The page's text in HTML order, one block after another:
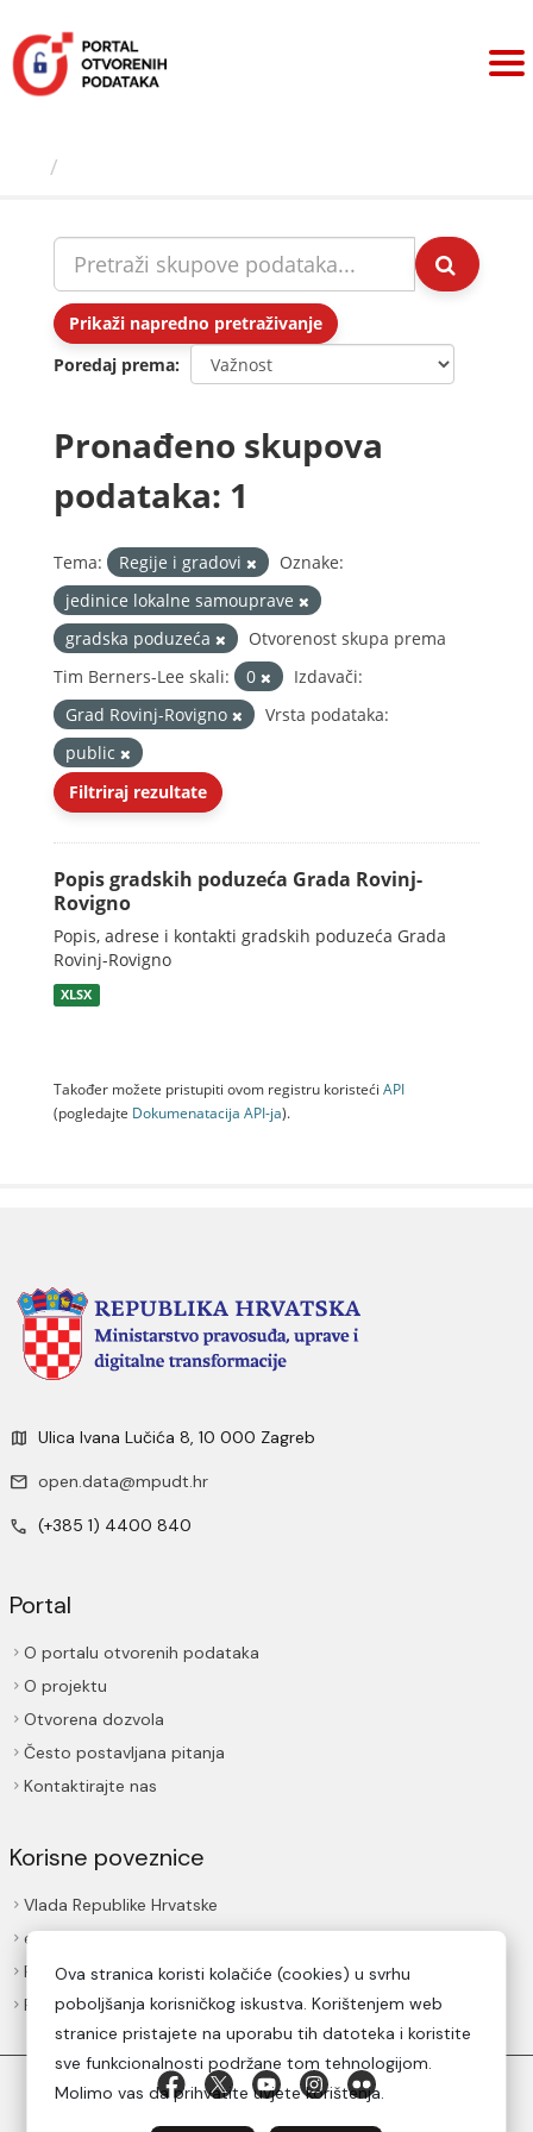
sadržaj
Prikaži napredno pretraživanje
Poredaj prema
Pronađeno skupova
podataka: 1
Tema: Regije i gradovi
Oznake:
jedinice lokalne samouprave
gradska poduzeća
Otvorenost skupa prema
Tim Berners-Lee skali:
0
Izdavači:
Grad Rovinj-Rovigno
Vrsta podataka:
public
Filtriraj rezultate
Popis gradskih poduzeća Grada Rovinj-
Rovigno
Popis, adrese i kontakti gradskih poduzeća Grada
Rovinj-Rovigno
XLSX
Također možete pristupiti ovom registru koristeći API
(pogledajte Dokumenаtаcijа API-jа).